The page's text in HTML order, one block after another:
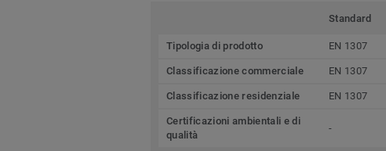
Standard
Tipologia di prodotto EN 1307
Classificazione commerciale EN 1307
Classificazione residenziale EN 1307
Certificazioni ambientali e di
qualità
-